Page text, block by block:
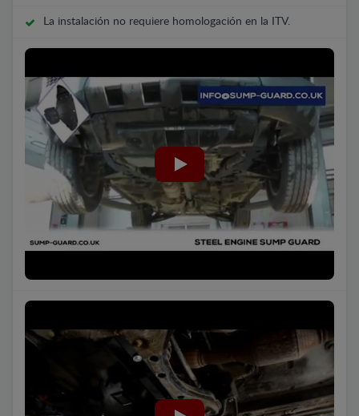
La instalación no requiere homologación en la ITV.